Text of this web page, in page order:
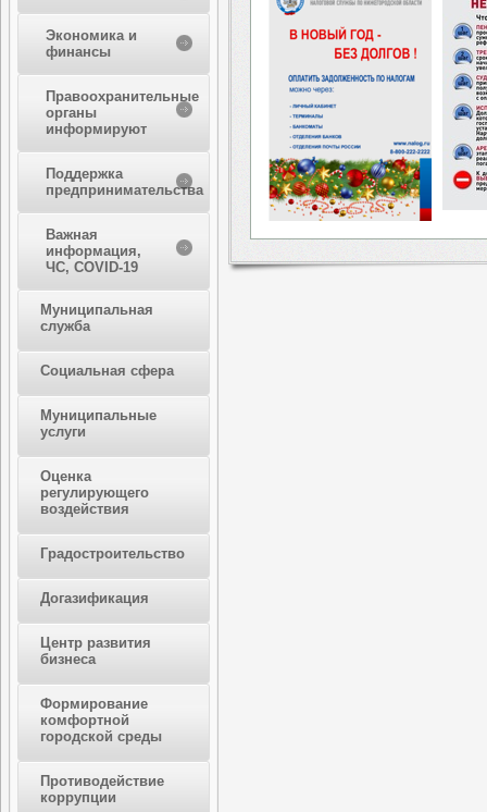
Экономика и
финансы
Правоохранительные
органы
информируют
Поддержка
предпринимательства
Важная
информация,
ЧС, COVID-19
Муниципальная
служба
Социальная сфера
Муниципальные
услуги
Оценка
регулирующего
воздействия
Градостроительство
Догазификация
Центр развития
бизнеса
Формирование
комфортной
городской среды
Противодействие
коррупции